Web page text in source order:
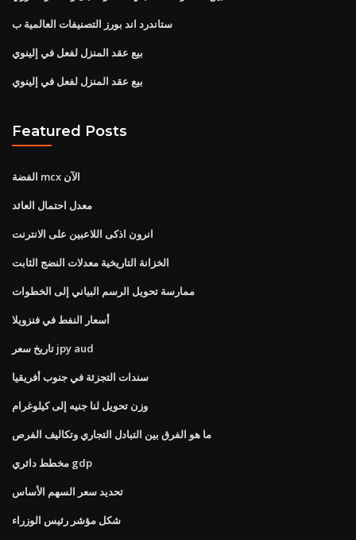
ستاندرد اند بورز التصنيفات العالمية ب
بيع عقد المنزل لفعل في إلينوي
بيع عقد المنزل لفعل في إلينوي
Featured Posts
الفضة mcx الآن
معدل احتمال العائد
انرون اذكى اللاعبين على الانترنت
الخزانة التاريخية معدلات النضج الثابت
ممارسة تحويل الرسم البياني إلى الخطوات
أسعار النفط في فنزويلا
تاريخ سعر jpy aud
سندات التجزئة في جنوب أفريقيا
وزن تحويل لنا جنيه إلى كيلوغرام
ما هو الفرق بين التبادل التجاري وتكاليف الفرص
مخطط دائري gdp
تحديد سعر السهم الأساس
شكل مؤشر رئيس الوزراء